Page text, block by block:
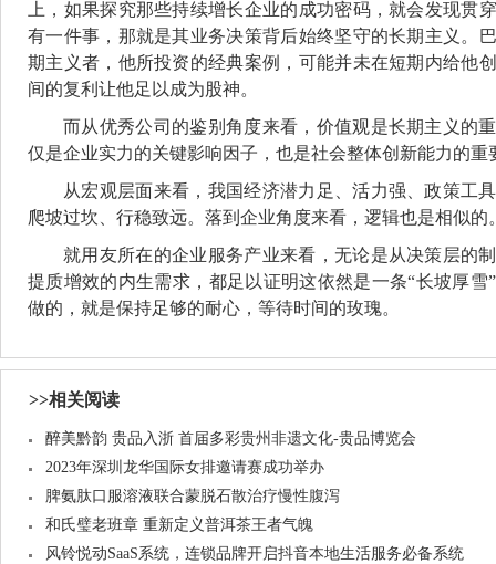
上，如果探究那些持续增长企业的成功密码，就会发现贯
有一件事，那就是其业务决策背后始终坚守的长期主义。
期主义者，他所投资的经典案例，可能并未在短期内给他
间的复利让他足以成为股神。
而从优秀公司的鉴别角度来看，价值观是长期主义的
仅是企业实力的关键影响因子，也是社会整体创新能力的重
从宏观层面来看，我国经济潜力足、活力强、政策工
爬坡过坎、行稳致远。落到企业角度来看，逻辑也是相似的
就用友所在的企业服务产业来看，无论是从决策层的
提质增效的内生需求，都足以证明这依然是一条“长坡厚
做的，就是保持足够的耐心，等待时间的玫瑰。
>>相关阅读
醉美黔韵 贵品入浙 首届多彩贵州非遗文化-贵品博览会
2023年深圳龙华国际女排邀请赛成功举办
脾氨肽口服溶液联合蒙脱石散治疗慢性腹泻
和氏璧老班章 重新定义普洱茶王者气魄
风铃悦动SaaS系统，连锁品牌开启抖音本地生活服务必备系统